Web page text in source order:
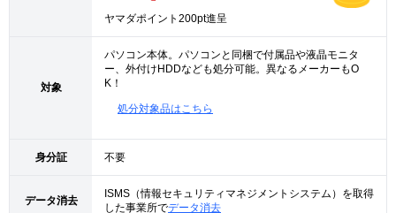
ヤマダポイント200pt進呈
対象
パソコン本体。パソコンと同梱で付属品や液晶モニタ
ー、外付けHDDなども処分可能。異なるメーカーもO
K！
処分対象品はこちら
身分証 不要
データ消去
ISMS（情報セキュリティマネジメントシステム）を取得
した事業所でデータ消去